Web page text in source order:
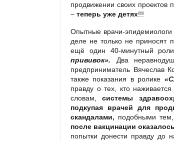
продвижении своих проектов
– теперь уже детях!!!
Опытные врачи-эпидемиологи
деле не только не приносят
ещё один 40-минутный
прививок». Два
предприниматель Вячеслав
также показания в ролике
правду о тех, кто
словам,
системы
подкупая врачей для
скандалами, подобными
после вакцинации
попытки донести правду до